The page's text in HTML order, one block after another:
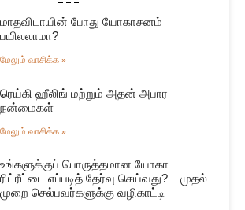
மாதவிடாயின் போது யோகாசனம்
பயிலலாமா?
மேலும் வாசிக்க »
ரெய்கி ஹீலிங் மற்றும் அதன் அபார
நன்மைகள்
மேலும் வாசிக்க »
உங்களுக்குப் பொருத்தமான யோகா
ரிட்ரீட்டை எப்படித் தேர்வு செய்வது? – முதல்
முறை செல்பவர்களுக்கு வழிகாட்டி